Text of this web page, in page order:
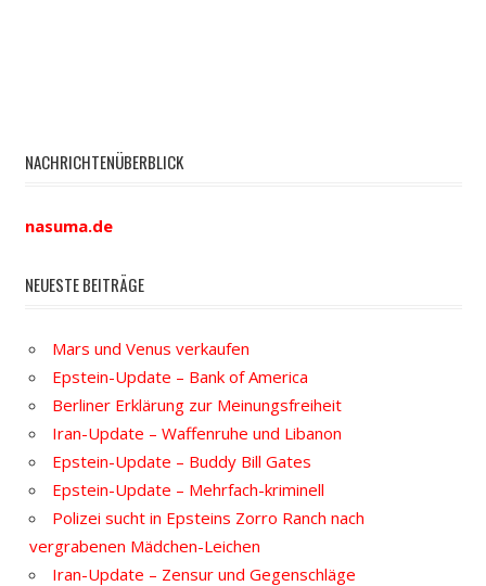
NACHRICHTENÜBERBLICK
nasuma.de
NEUESTE BEITRÄGE
Mars und Venus verkaufen
Epstein-Update – Bank of America
Berliner Erklärung zur Meinungsfreiheit
Iran-Update – Waffenruhe und Libanon
Epstein-Update – Buddy Bill Gates
Epstein-Update – Mehrfach-kriminell
Polizei sucht in Epsteins Zorro Ranch nach
vergrabenen Mädchen-Leichen
Iran-Update – Zensur und Gegenschläge